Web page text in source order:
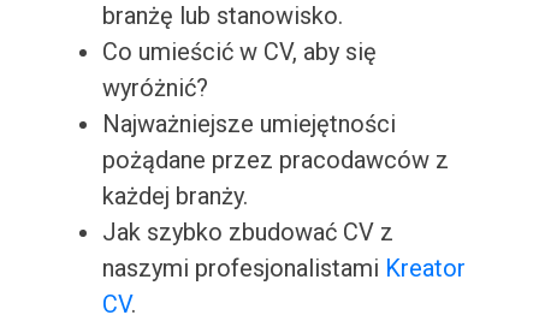
branżę lub stanowisko.
Co umieścić w CV, aby się
wyróżnić?
Najważniejsze umiejętności
pożądane przez pracodawców z
każdej branży.
Jak szybko zbudować CV z
naszymi profesjonalistami Kreator
CV.